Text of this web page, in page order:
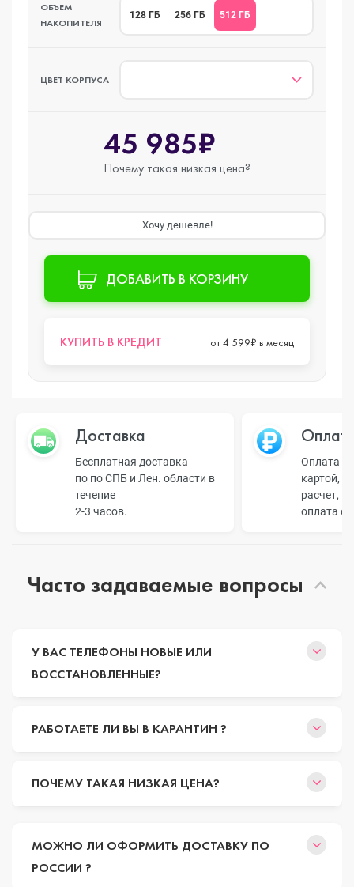
ОБЪЕМ
НАКОПИТЕЛЯ
128 ГБ 256 ГБ 512 ГБ
ЦВЕТ КОРПУСА
45 985₽
Почему такая низкая цена?
Хочу дешевле!
ДОБАВИТЬ В КОРЗИНУ
КУПИТЬ В КРЕДИТ от 4 599₽ в месяц
Доставка
Бесплатная доставка
по по СПБ и Лен. области в
течение
2-3 часов.
Оплата
картой,
расчет,
оплата
Часто задаваемые вопросы
У ВАС ТЕЛЕФОНЫ НОВЫЕ ИЛИ
ВОССТАНОВЛЕННЫЕ?
РАБОТАЕТЕ ЛИ ВЫ В КАРАНТИН ?
ПОЧЕМУ ТАКАЯ НИЗКАЯ ЦЕНА?
МОЖНО ЛИ ОФОРМИТЬ ДОСТАВКУ ПО
РОССИИ ?